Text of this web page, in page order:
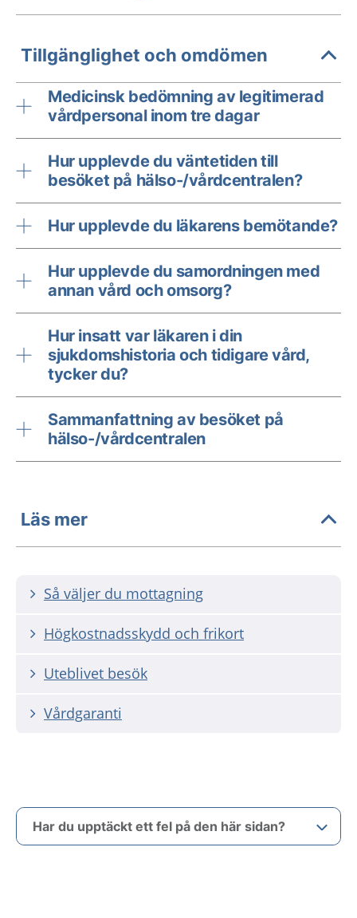
Tillgänglighet och omdömen
Medicinsk bedömning av legitimerad
vårdpersonal inom tre dagar
Hur upplevde du väntetiden till
besöket på hälso-/vårdcentralen?
Hur upplevde du läkarens bemötande?
Hur upplevde du samordningen med
annan vård och omsorg?
Hur insatt var läkaren i din
sjukdomshistoria och tidigare vård,
tycker du?
Sammanfattning av besöket på
hälso-/vårdcentralen
Läs mer
Så väljer du mottagning
Högkostnadsskydd och frikort
Uteblivet besök
Vårdgaranti
Har du upptäckt ett fel på den här sidan?